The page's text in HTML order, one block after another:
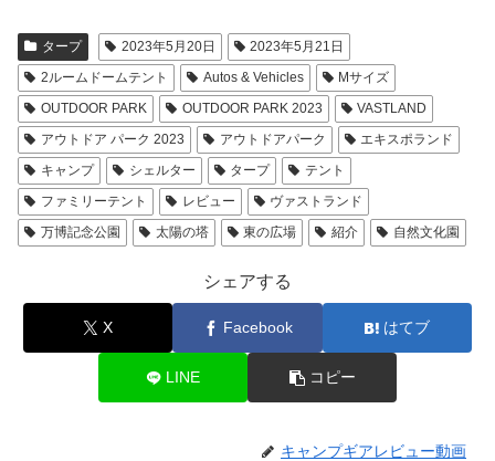
タープ 2023年5月20日
2023年5月21日
2ルームドームテント
Autos & Vehicles
Mサイズ
OUTDOOR PARK
OUTDOOR PARK 2023
VASTLAND
アウトドア パーク 2023
アウトドアパーク
エキスポランド
キャンプ
シェルター タープ
テント
ファミリーテント
レビュー
ヴァストランド
万博記念公園
太陽の塔 東の広場 紹介 自然文化園
シェアする
X Facebook はてブ
LINE コピー
キャンプギアレビュー動画